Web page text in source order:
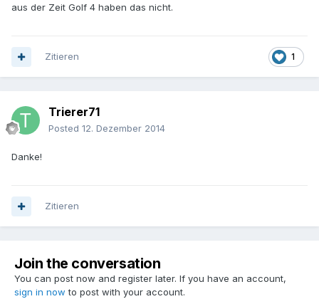
aus der Zeit Golf 4 haben das nicht.
1
Zitieren
Trierer71
Posted 12. Dezember 2014
Danke!
Zitieren
Join the conversation
You can post now and register later. If you have an account,
sign in now to post with your account.